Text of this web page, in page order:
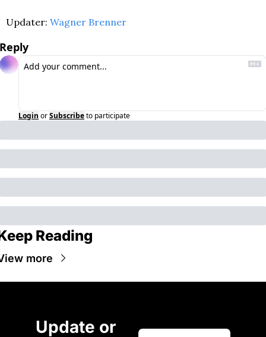
Updater: Wagner Brenner
Reply
Login orSubscribeto participate
Reading
more
Update or